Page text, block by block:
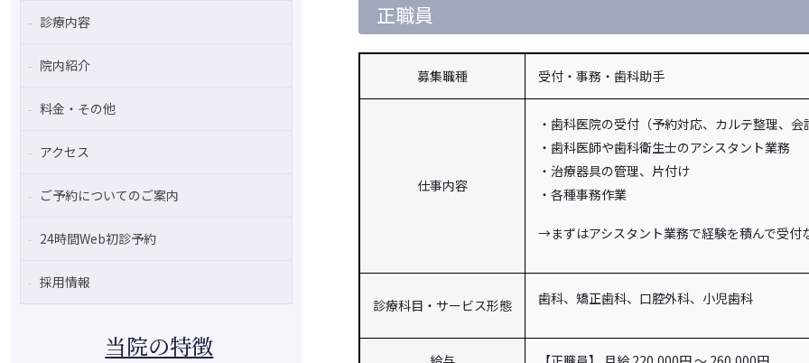
正職員
募集職種 受付・事務・歯科助手
仕事内容
・歯科医院の受付（予約対応、カルテ整理、会
・歯科医師や歯科衛生士のアシスタント業務
・治療器具の管理、片付け
・各種事務作業
→まずはアシスタント業務で経験を積んで受付
診療科目・サービス形態 歯科、矯正歯科、口腔外科、小児歯科
診療内容
院内紹介
料金・その他
アクセス
ご予約についてのご案内
24時間Web初診予約
採用情報
当院の特徴